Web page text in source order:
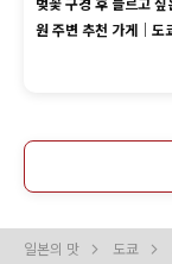
원 주변 추천 가게｜도
일본의 맛 도쿄